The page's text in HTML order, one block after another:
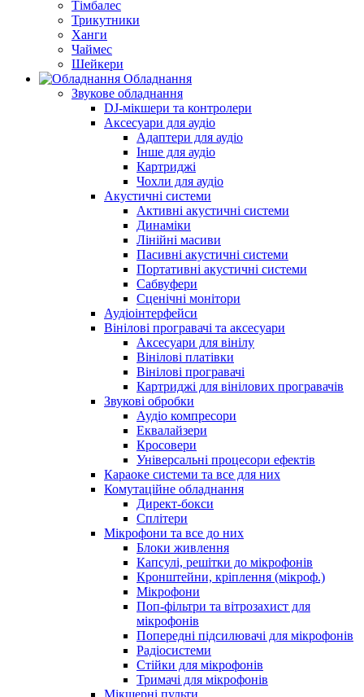
Тімбалес
Трикутники
Ханги
Чаймес
Шейкери
Обладнання
Звукове обладнання
DJ-мікшери та контролери
Аксесуари для аудіо
Адаптери для аудіо
Інше для аудіо
Картриджі
Чохли для аудіо
Акустичні системи
Активні акустичні системи
Динаміки
Лінійні масиви
Пасивні акустичні системи
Портативні акустичні системи
Сабвуфери
Сценічні монітори
Аудіоінтерфейси
Вінілові програвачі та аксесуари
Аксесуари для вінілу
Вінілові платівки
Вінілові програвачі
Картриджі для вінілових програвачів
Звукові обробки
Аудіо компресори
Еквалайзери
Кросовери
Універсальні процесори ефектів
Караоке системи та все для них
Комутаційне обладнання
Директ-бокси
Сплітери
Мікрофони та все до них
Блоки живлення
Капсулі, решітки до мікрофонів
Кронштейни, кріплення (мікроф.)
Мікрофони
Поп-фільтри та вітрозахист для
мікрофонів
Попередні підсилювачі для мікрофонів
Радіосистеми
Стійки для мікрофонів
Тримачі для мікрофонів
Мікшерні пульти